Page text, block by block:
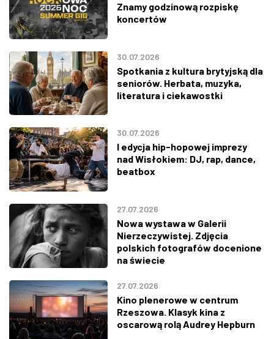
Znamy godzinową rozpiskę
koncertów
30.07.2026
Spotkania z kultura brytyjską dla
seniorów. Herbata, muzyka,
literatura i ciekawostki
30.07.2026
I edycja hip-hopowej imprezy
nad Wisłokiem: DJ, rap, dance,
beatbox
27.07.2026
Nowa wystawa w Galerii
Nierzeczywistej. Zdjęcia
polskich fotografów docenione
na świecie
27.07.2026
Kino plenerowe w centrum
Rzeszowa. Klasyk kina z
oscarową rolą Audrey Hepburn